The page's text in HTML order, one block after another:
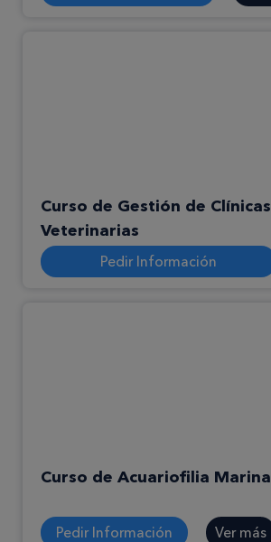
Curso de Gestión de Clínicas
Veterinarias
Pedir Información
Curso de Acuariofilia Marina
Pedir Información Ver más